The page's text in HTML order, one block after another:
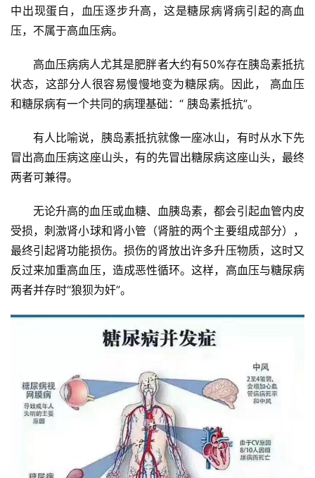
血
管
心
健
康
诊
社
区
中出现蛋白，血压逐步升高，这是糖尿病肾病引起的高血
压，不属于高血压病。
高血压病病人尤其是肥胖者大约有50%存在胰岛素抵抗
状态，这部分人很容易慢慢地变为糖尿病。因此， 高血压
和糖尿病有一个共同的病理基础：“ 胰岛素抵抗”。
有人比喻说，胰岛素抵抗就像一座冰山，有时从水下先
冒出高血压病这座山头，有的先冒出糖尿病这座山头，最终
两者可兼得。
无论升高的血压或血糖、血胰岛素，都会引起血管内皮
受损，刺激肾小球和肾小管（肾脏的两个主要组成部分），
最终引起肾功能损伤。损伤的肾放出许多升压物质，这时又
反过来加重高血压，造成恶性循环。这样，高血压与糖尿病
两者并存时“狼狈为奸”。